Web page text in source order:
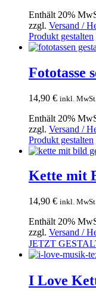
Enthält 20%
zzgl. Versand /
Produkt gestalten
Fototasse
14,90 € inkl. MwSt.
Enthält 20%
zzgl. Versand /
Produkt gestalten
Kette mit
14,90 € inkl.
Enthält 20%
zzgl. Versand /
JETZT
I Love